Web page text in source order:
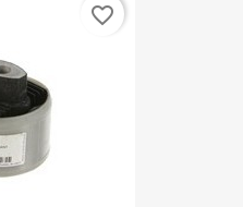
favorite_border